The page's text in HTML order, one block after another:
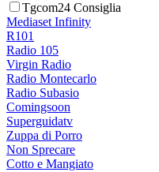
Tgcom24 Consiglia
Mediaset Infinity
R101
Radio 105
Virgin Radio
Radio Montecarlo
Radio Subasio
Comingsoon
Superguidatv
Zuppa di Porro
Non Sprecare
Cotto e Mangiato